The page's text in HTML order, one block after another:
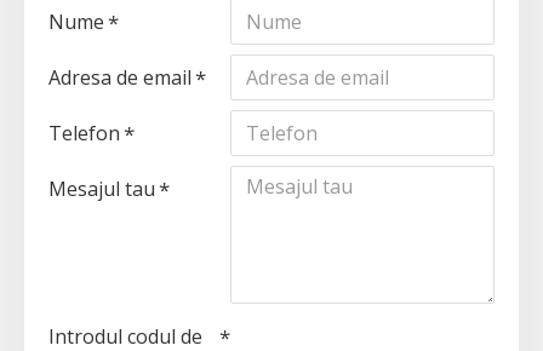
Nume
Adresa de email
Telefon
Mesajul tau
Introdul codul de